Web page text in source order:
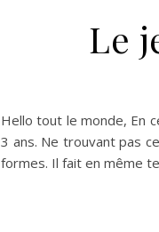
Le
Hello tout le monde, En
3 ans. Ne trouvant pas
formes. Il fait en même